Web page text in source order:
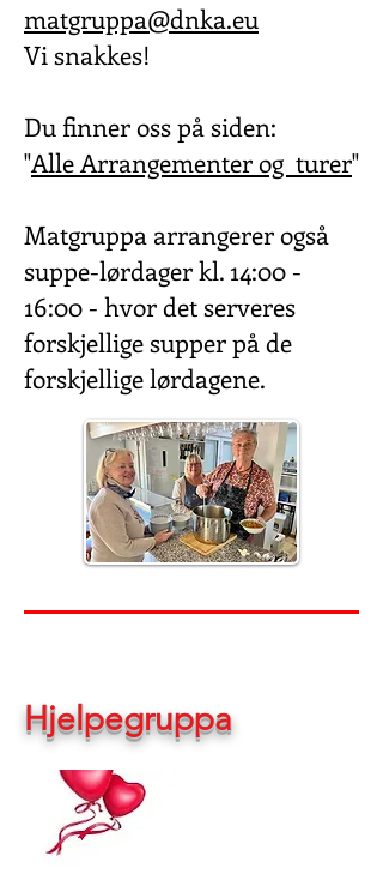
matgruppa@dnka.eu
Vi snakkes!
Du finner oss på siden:
"Alle Arrangementer og turer"
Matgruppa arrangerer også
suppe-lørdager kl. 14:00 -
16:00 - hvor det serveres
forskjellige supper på de
forskjellige lørdagene.
Hjelpegruppa